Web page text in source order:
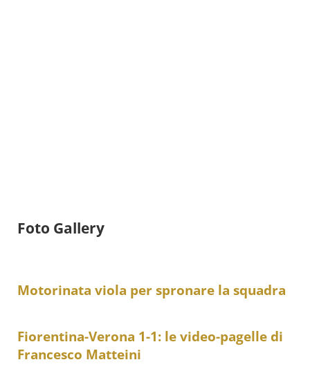
Foto Gallery
Motorinata viola per spronare la squadra
Fiorentina-Verona 1-1: le video-pagelle di
Francesco Matteini